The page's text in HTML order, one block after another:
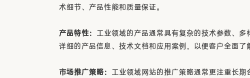
术细节、产品性能和质量保证。
产品特性： 工业领域的产品通常具有复杂的技术参数、
详细的产品信息、技术文档和应用案例，以便客户全面了
市场推广策略： 工业领域网站的推广策略通常更注重长